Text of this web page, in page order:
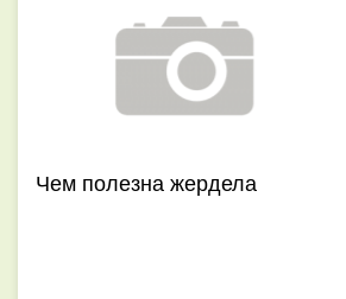
Чем полезна жердела